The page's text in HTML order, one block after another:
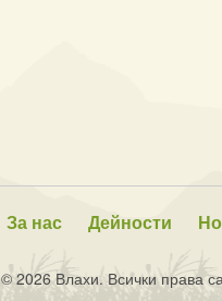
За нас Дейности
© 2026 Влахи. Всички права